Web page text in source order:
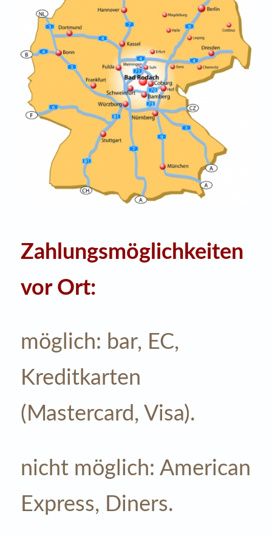
Zahlungsmöglichkeiten
vor Ort:
möglich: bar, EC,
Kreditkarten
(Mastercard, Visa).
nicht möglich: American
Express, Diners.